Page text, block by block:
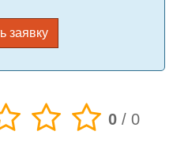
заявку
0 / 0